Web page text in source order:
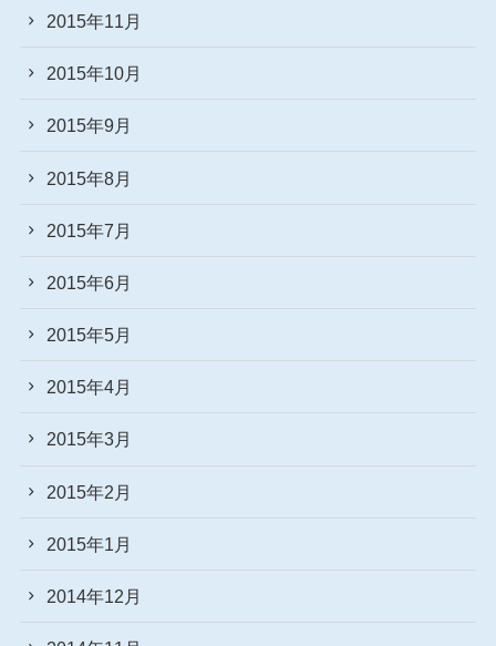
2015年11月
2015年10月
2015年9月
2015年8月
2015年7月
2015年6月
2015年5月
2015年4月
2015年3月
2015年2月
2015年1月
2014年12月